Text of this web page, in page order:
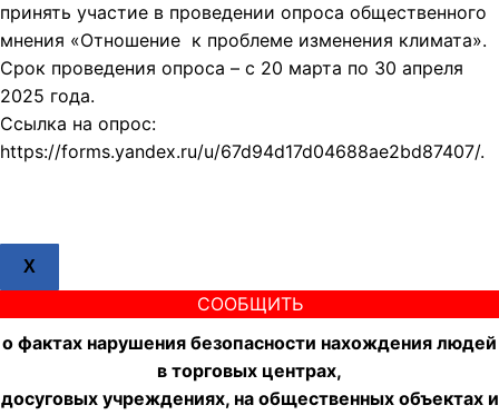
принять участие в проведении опроса общественного
мнения «Отношение к проблеме изменения климата».
Срок проведения опроса – с 20 марта по 30 апреля
2025 года.
Ссылка на опрос:
https://forms.yandex.ru/u/67d94d17d04688ae2bd87407/.
X
СООБЩИТЬ
о фактах нарушения безопасности нахождения людей
в торговых центрах,
досуговых учреждениях, на общественных объектах и